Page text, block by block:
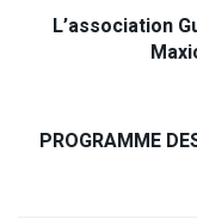
L’association
PROGRAMME